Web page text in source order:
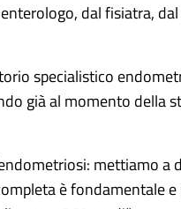
dal fisiatra,
specialistico
già al momento della
mettiamo a
è fondamentale